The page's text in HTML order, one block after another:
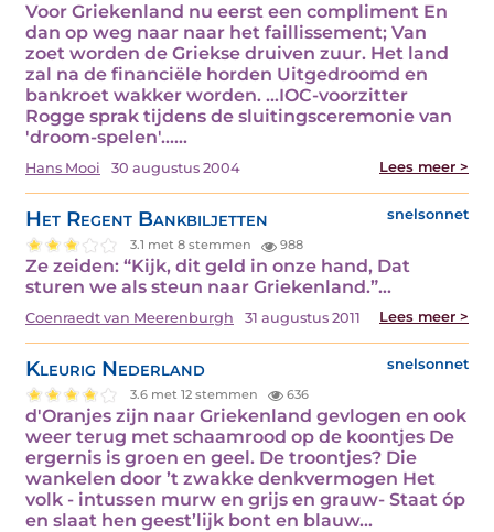
Voor Griekenland nu eerst een compliment En
dan op weg naar naar het faillissement; Van
zoet worden de Griekse druiven zuur. Het land
zal na de financiële horden Uitgedroomd en
bankroet wakker worden. ...IOC-voorzitter
Rogge sprak tijdens de sluitingsceremonie van
'droom-spelen'...…
Hans Mooi 30 augustus 2004 Lees meer >
Het Regent Bankbiljetten snelsonnet
3.1 met 8 stemmen 988
Ze zeiden: “Kijk, dit geld in onze hand, Dat
sturen we als steun naar Griekenland.”…
Coenraedt van Meerenburgh 31 augustus 2011 Lees meer >
Kleurig Nederland snelsonnet
3.6 met 12 stemmen 636
d'Oranjes zijn naar Griekenland gevlogen en ook
weer terug met schaamrood op de koontjes De
ergernis is groen en geel. De troontjes? Die
wankelen door ’t zwakke denkvermogen Het
volk - intussen murw en grijs en grauw- Staat óp
en slaat hen geest’lijk bont en blauw…